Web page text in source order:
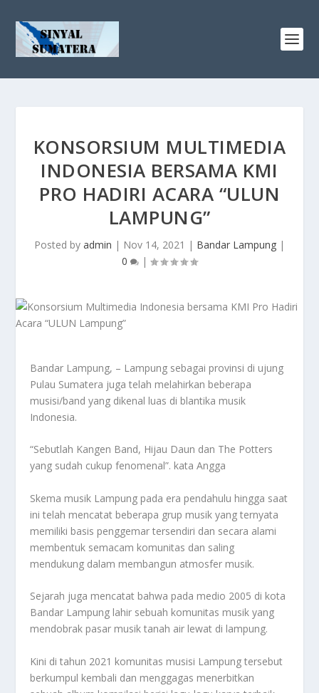
KONSORSIUM MULTIMEDIA
INDONESIA BERSAMA KMI
PRO HADIRI ACARA “ULUN
LAMPUNG”
Posted by admin | Nov 14, 2021 | Bandar Lampung |
0
|
Bandar Lampung, – Lampung sebagai provinsi di ujung
Pulau Sumatera juga telah melahirkan beberapa
musisi/band yang dikenal luas di blantika musik
Indonesia.
“Sebutlah Kangen Band, Hijau Daun dan The Potters
yang sudah cukup fenomenal”. kata Angga
Skema musik Lampung pada era pendahulu hingga saat
ini telah mencatat beberapa grup musik yang ternyata
memiliki basis penggemar tersendiri dan secara alami
membentuk semacam komunitas dan saling
mendukung dalam membangun atmosfer musik.
Sejarah juga mencatat bahwa pada medio 2005 di kota
Bandar Lampung lahir sebuah komunitas musik yang
mendobrak pasar musik tanah air lewat di lampung.
Kini di tahun 2021 komunitas musisi Lampung tersebut
berkumpul kembali dan menggagas menerbitkan